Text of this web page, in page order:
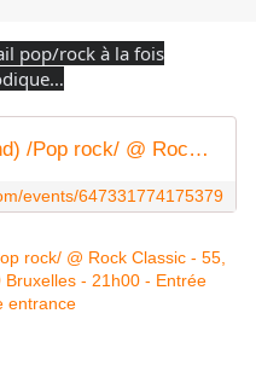
pop/rock à la fois
🍒 SPRINGCLEAN (full band) /Pop rock/ @ Rock Classic - 22/12/2023
events/647331774175379